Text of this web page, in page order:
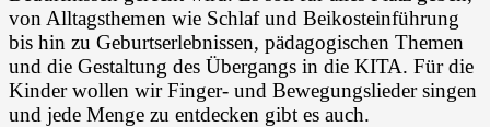
von Alltagsthemen wie Schlaf und Beikosteinführung
bis hin zu Geburtserlebnissen, pädagogischen Themen
und die Gestaltung des Übergangs in die KITA. Für die
Kinder wollen wir Finger- und Bewegungslieder singen
und jede Menge zu entdecken gibt es auch.